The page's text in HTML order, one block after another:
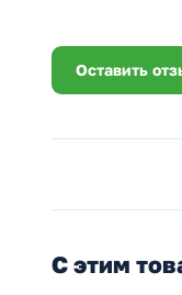
Оставить
С этим